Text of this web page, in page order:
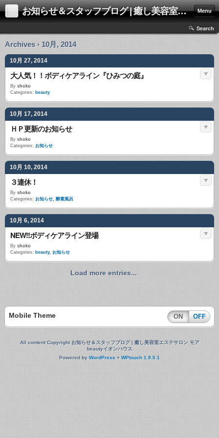
お知らせ＆スタッフブログ | 癒し美容室エステサロン モアbeautyイオンハウス Menu
Search
Archives › 10月, 2014
10月 27, 2014
大人気！！ボディケアライン『ひみつの庭』
By shoko
Categories: beauty
10月 17, 2014
ＨＰ更新のお知らせ
By shoko
Categories: お知らせ
10月 10, 2014
３連休！
By shoko
Categories: お知らせ, 酵素風呂
10月 6, 2014
NEW!!ボディケアライン登場
By shoko
Categories: beauty, お知らせ
Load more entries...
Mobile Theme ON OFF
All content Copyright お知らせ＆スタッフブログ | 癒し美容室エステサロン モア
beautyイオンハウス
Powered by WordPress + WPtouch 1.9.5.1